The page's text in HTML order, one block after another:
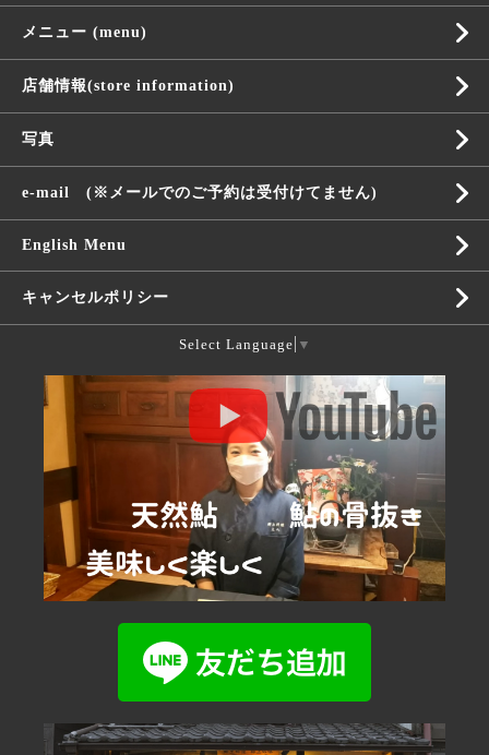
メニュー (menu)
店舗情報(store information)
写真
e-mail (※メールでのご予約は受付けてません)
English Menu
キャンセルポリシー
Select Language ▼